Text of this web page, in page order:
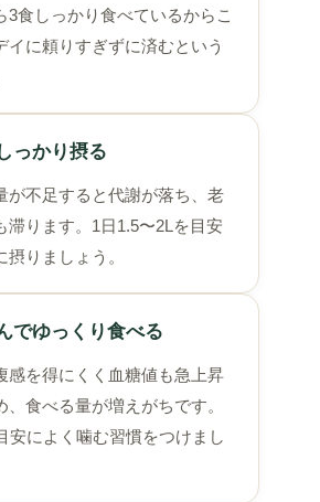
3食しっかり食べているからこ
イに頼りすぎずに済むという
っかり摂る
が不足すると代謝が落ち、老
滞ります。1日1.5〜2Lを目安
摂りましょう。
でゆっくり食べる
感を得にくく血糖値も急上昇
、食べる量が増えがちです。
安によく噛む習慣をつけまし